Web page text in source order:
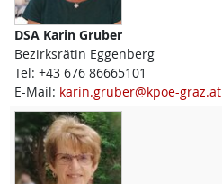
DSA Karin Gruber
Bezirksrätin Eggenberg
Tel: +43 676 86665101
E-Mail: karin.gruber@kpoe-graz.at